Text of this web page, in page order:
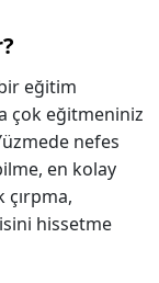
eğitim
çok eğitmeniniz
nefes
en kolay
çırpma,
hissetme